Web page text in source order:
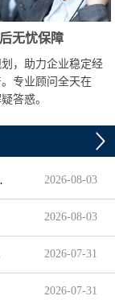
无忧保障
，助力企业稳定经
专业顾问全天在
答惑。
稳增长 2026-08-03
2026-08-03
2026-07-31
2026-07-31